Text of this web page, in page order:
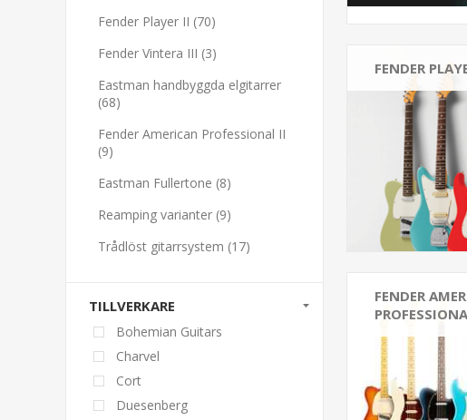
FENDER
FENDER
Fender Player II (70)
Fender Vintera III (3)
Eastman handbyggda elgitarrer
(68)
Fender American Professional II
(9)
Eastman Fullertone (8)
Reamping varianter (9)
Trådlöst gitarrsystem (17)
TILLVERKARE
Bohemian Guitars
Charvel
Cort
Duesenberg